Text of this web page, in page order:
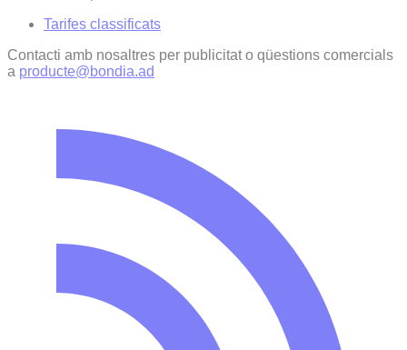
Tarifes classificats
Contacti amb nosaltres per publicitat o qüestions comercials
a producte@bondia.ad